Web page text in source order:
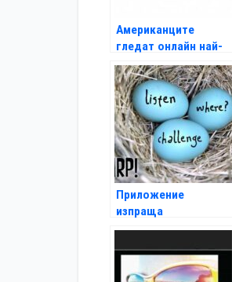
Американците
гледат онлайн най-
много от всички
Приложение
изпраща
информация чрез
чуруликане